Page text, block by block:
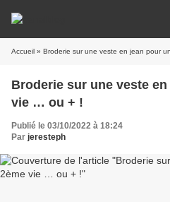
Accueil » Broderie sur une veste en jean pour
Broderie sur une veste
vie … ou + !
Publié le 03/10/2022 à 18:24
Par jeresteph